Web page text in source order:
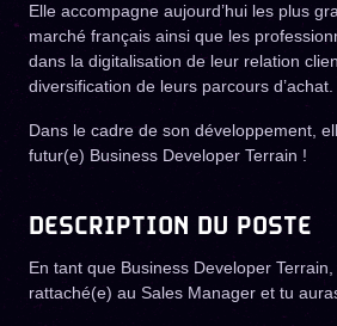
Elle accompagne aujourd’hui les plus
marché français ainsi que les
dans la digitalisation de leur relation
diversification de leurs parcours d’achat.
Dans le cadre de son développement,
futur(e) Business Developer Terrain !
DESCRIPTION DU POSTE
En tant que Business Developer
rattaché(e) au Sales Manager et tu